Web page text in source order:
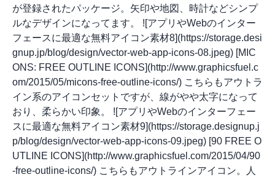
が登録されたパッケージ。矢印や地図、時計などシンプ
ルなデザインになってます。 ![アプリやWebのインター
フェースに最適な無料アイコン素材8](https://storage.desi
gnup.jp/blog/design/vector-web-app-icons-08.jpeg) [MIC
ONS: FREE OUTLINE ICONS](http://www.graphicsfuel.c
om/2015/05/micons-free-outline-icons/) こちらもアウトラ
イン系のアイコンセットですが、線がやや太字になって
おり、柔らかい印象。 ![アプリやWebのインターフェー
スに最適な無料アイコン素材9](https://storage.designup.j
p/blog/design/vector-web-app-icons-09.jpeg) [90 FREE O
UTLINE ICONS](http://www.graphicsfuel.com/2015/04/90
-free-outline-icons/) こちらもアウトラインアイコン。人